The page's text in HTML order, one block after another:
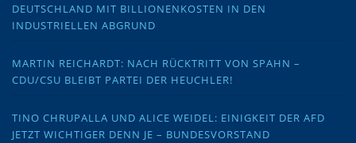
DEUTSCHLAND MIT BILLIONENKOSTEN IN DEN
INDUSTRIELLEN ABGRUND
MARTIN REICHARDT: NACH RÜCKTRITT VON SPAHN –
CDU/CSU BLEIBT PARTEI DER HEUCHLER!
TINO CHRUPALLA UND ALICE WEIDEL: EINIGKEIT DER AFD
JETZT WICHTIGER DENN JE – BUNDESVORSTAND